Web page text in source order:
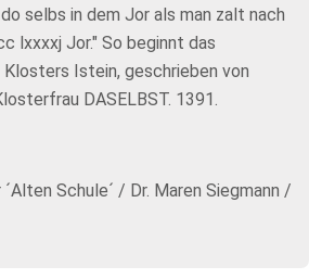
selbs in dem Jor als man zalt nach
lxxxxj Jor." So beginnt das
Istein, geschrieben von
DASELBST. 1391.
Schule´ / Dr. Maren Siegmann /